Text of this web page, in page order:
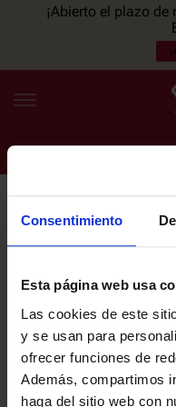
Consentimiento
Esta página web usa
Las cookies de este
y se usan para
ofrecer funciones de
Además, compartimos
haga del sitio web con
¡Abierto el plazo
ES EU
últimas noticias y
Email
He leído y acepto la